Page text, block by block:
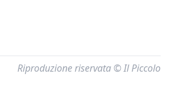
Riproduzione riservata © Il Piccolo